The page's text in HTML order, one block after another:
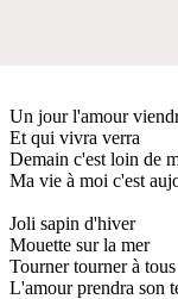
Un jour l'amour
Et qui vivra verra
Demain c'est loin de
Ma vie à moi c'est
Joli sapin d'hiver
Mouette sur la mer
Tourner tourner à
L'amour prendra son